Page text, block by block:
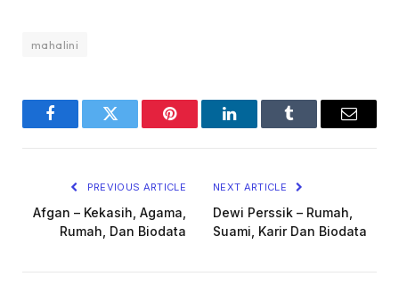
mahalini
FacebookTwitter Pinterest LinkedInTumblr Email
PREVIOUS ARTICLE
Afgan – Kekasih, Agama,
Rumah, Dan Biodata
NEXT ARTICLE
Dewi Perssik – Rumah,
Suami, Karir Dan Biodata